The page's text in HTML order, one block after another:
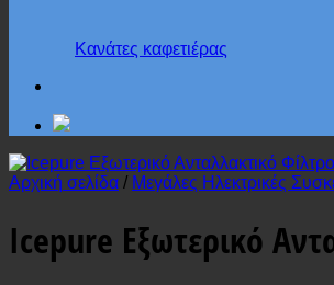
Κανάτες καφετιέρας
Αρχική σελίδα / Μεγάλες Ηλεκτρικές
Icepure Εξωτερικό